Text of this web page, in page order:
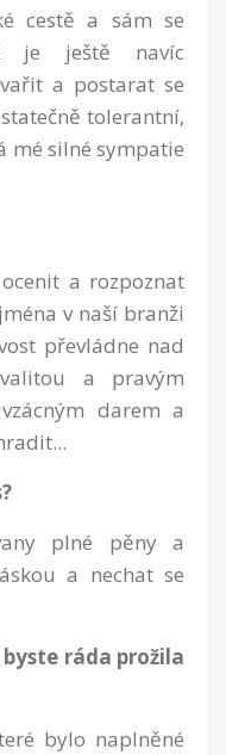
cestě a sám se
je ještě navíc
a postarat se
tolerantní,
mé silné sympatie
a rozpoznat
v naší branži
převládne nad
a pravým
darem a
plné pěny a
a nechat se
ráda prožila
bylo naplněné